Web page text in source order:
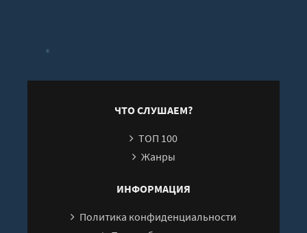
ЧТО СЛУШАЕМ?
ТОП 100
Жанры
ИНФОРМАЦИЯ
Политика конфиденциальности